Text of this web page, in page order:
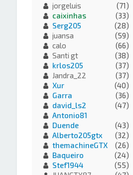
jorgeluis
(71)
caixinhas
(33)
Serg205
(28)
juansa
(59)
calo
(66)
Santi gt
(38)
krlos205
(37)
Jandra_22
(37)
Xur
(40)
Garra
(36)
david_ls2
(47)
Antonio81
Duende
(43)
Alberto205gtx
(32)
themachineGTX
(26)
Baqueiro
(24)
Stef1944
(55)